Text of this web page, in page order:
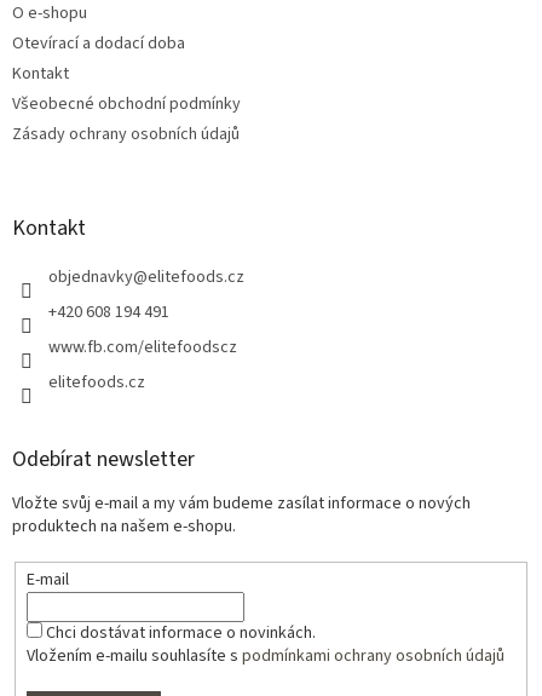
O e-shopu
Otevírací a dodací doba
Kontakt
Všeobecné obchodní podmínky
Zásady ochrany osobních údajů
Kontakt
objednavky@elitefoods.cz
+420 608 194 491
www.fb.com/elitefoodscz
elitefoods.cz
Odebírat newsletter
Vložte svůj e-mail a my vám budeme zasílat informace o nových
produktech na našem e-shopu.
E-mail
Chci dostávat informace o novinkách.
Vložením e-mailu souhlasíte s podmínkami ochrany osobních údajů